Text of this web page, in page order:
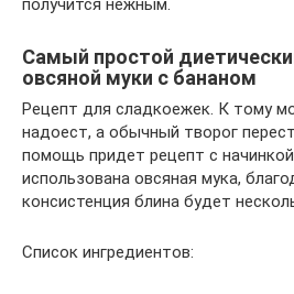
получится нежным.
Самый простой
овсяной муки с бананом
Рецепт для сладкоежек. К тому
надоест, а обычный творог
помощь придет рецепт с
использована овсяная мука,
консистенция блина будет
Список ингредиентов: